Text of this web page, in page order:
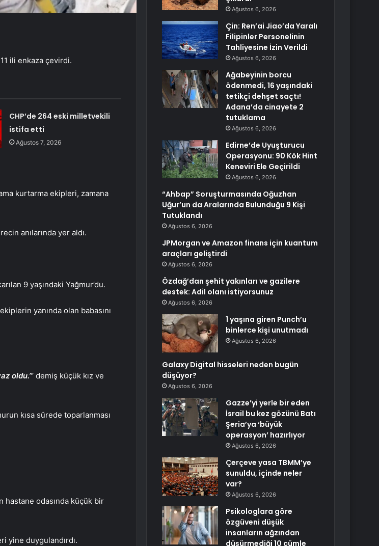
ili enkaza çevirdi.
CHP’de 264 eski milletvekili
istifa etti
Ağustos 7, 2026
kurtarma ekipleri, zamana
anılarında yer aldı.
9 yaşındaki Yağmur’du.
yanında olan babasını
oldu.”‘ demiş küçük kız ve
kısa sürede toparlanması
hastane odasında küçük bir
yine duygulandırdı.
Ağustos 6, 2026
Çin: Ren’ai Jiao’da Yaralı
Filipinler Personelinin
Tahliyesine İzin Verildi
Ağustos 6, 2026
Ağabeyinin borcu
ödenmedi, 16 yaşındaki
tetikçi dehşet saçtı!
Adana’da cinayete 2
tutuklama
Ağustos 6, 2026
Edirne’de Uyuşturucu
Operasyonu: 90 Kök Hint
Keneviri Ele Geçirildi
Ağustos 6, 2026
“Ahbap” Soruşturmasında Oğuzhan
Uğur’un da Aralarında Bulunduğu 9 Kişi
Tutuklandı
Ağustos 6, 2026
JPMorgan ve Amazon finans için kuantum
araçları geliştirdi
Ağustos 6, 2026
Özdağ’dan şehit yakınları ve gazilere
destek: Adil olanı istiyorsunuz
Ağustos 6, 2026
1 yaşına giren Punch’u
binlerce kişi unutmadı
Ağustos 6, 2026
Galaxy Digital hisseleri neden bugün
düşüyor?
Ağustos 6, 2026
Gazze’yi yerle bir eden
İsrail bu kez gözünü Batı
Şeria’ya ‘büyük
operasyon’ hazırlıyor
Ağustos 6, 2026
Çerçeve yasa TBMM’ye
sunuldu, içinde neler
var?
Ağustos 6, 2026
Psikologlara göre
özgüveni düşük
insanların ağzından
düşürmediği 10 cümle